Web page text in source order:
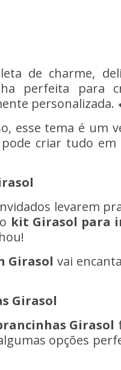
de charme,
perfeita para
personalizada.
esse tema é um
pode criar tudo em
levarem
kit Girasol para
Girasol vai
Girasol
Girasol
opções